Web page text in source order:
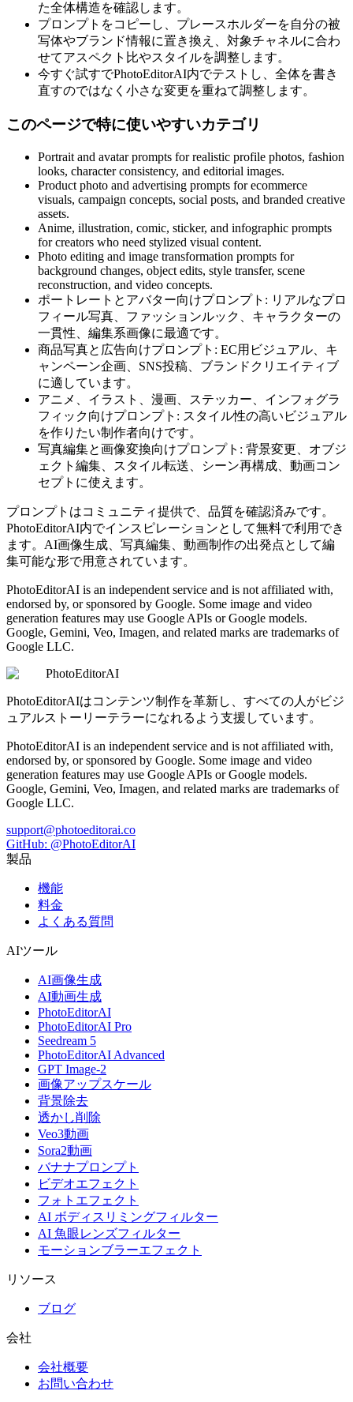
た全体構造を確認します。
プロンプトをコピーし、プレースホルダーを自分の被
写体やブランド情報に置き換え、対象チャネルに合わ
せてアスペクト比やスタイルを調整します。
今すぐ試すでPhotoEditorAI内でテストし、全体を書き
直すのではなく小さな変更を重ねて調整します。
このページで特に使いやすいカテゴリ
Portrait and avatar prompts for realistic profile photos, fashion
looks, character consistency, and editorial images.
Product photo and advertising prompts for ecommerce
visuals, campaign concepts, social posts, and branded creative
assets.
Anime, illustration, comic, sticker, and infographic prompts
for creators who need stylized visual content.
Photo editing and image transformation prompts for
background changes, object edits, style transfer, scene
reconstruction, and video concepts.
ポートレートとアバター向けプロンプト: リアルなプロ
フィール写真、ファッションルック、キャラクターの
一貫性、編集系画像に最適です。
商品写真と広告向けプロンプト: EC用ビジュアル、キ
ャンペーン企画、SNS投稿、ブランドクリエイティブ
に適しています。
アニメ、イラスト、漫画、ステッカー、インフォグラ
フィック向けプロンプト: スタイル性の高いビジュアル
を作りたい制作者向けです。
写真編集と画像変換向けプロンプト: 背景変更、オブジ
ェクト編集、スタイル転送、シーン再構成、動画コン
セプトに使えます。
プロンプトはコミュニティ提供で、品質を確認済みです。
PhotoEditorAI内でインスピレーションとして無料で利用でき
ます。AI画像生成、写真編集、動画制作の出発点として編
集可能な形で用意されています。
PhotoEditorAI is an independent service and is not affiliated with,
endorsed by, or sponsored by Google. Some image and video
generation features may use Google APIs or Google models.
Google, Gemini, Veo, Imagen, and related marks are trademarks of
Google LLC.
PhotoEditorAI
PhotoEditorAIはコンテンツ制作を革新し、すべての人がビジ
ュアルストーリーテラーになれるよう支援しています。
PhotoEditorAI is an independent service and is not affiliated with,
endorsed by, or sponsored by Google. Some image and video
generation features may use Google APIs or Google models.
Google, Gemini, Veo, Imagen, and related marks are trademarks of
Google LLC.
support@photoeditorai.co
GitHub: @PhotoEditorAI
製品
機能
料金
よくある質問
AIツール
AI画像生成
AI動画生成
PhotoEditorAI
PhotoEditorAI Pro
Seedream 5
PhotoEditorAI Advanced
GPT Image-2
画像アップスケール
背景除去
透かし削除
Veo3動画
Sora2動画
バナナプロンプト
ビデオエフェクト
フォトエフェクト
AI ボディスリミングフィルター
AI 魚眼レンズフィルター
モーションブラーエフェクト
リソース
ブログ
会社
会社概要
お問い合わせ